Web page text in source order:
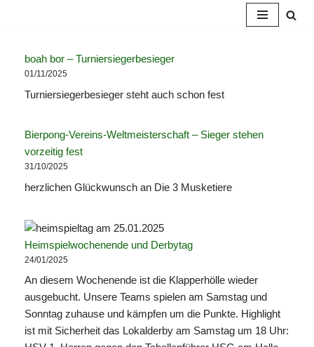
Inhalt
springen
boah bor – Turniersiegerbesieger
01/11/2025
Turniersiegerbesieger steht auch schon fest
Bierpong-Vereins-Weltmeisterschaft – Sieger stehen
vorzeitig fest
31/10/2025
herzlichen Glückwunsch an Die 3 Musketiere
Heimspielwochenende und Derbytag
24/01/2025
An diesem Wochenende ist die Klapperhölle wieder
ausgebucht. Unsere Teams spielen am Samstag und
Sonntag zuhause und kämpfen um die Punkte. Highlight
ist mit Sicherheit das Lokalderby am Samstag um 18 Uhr: